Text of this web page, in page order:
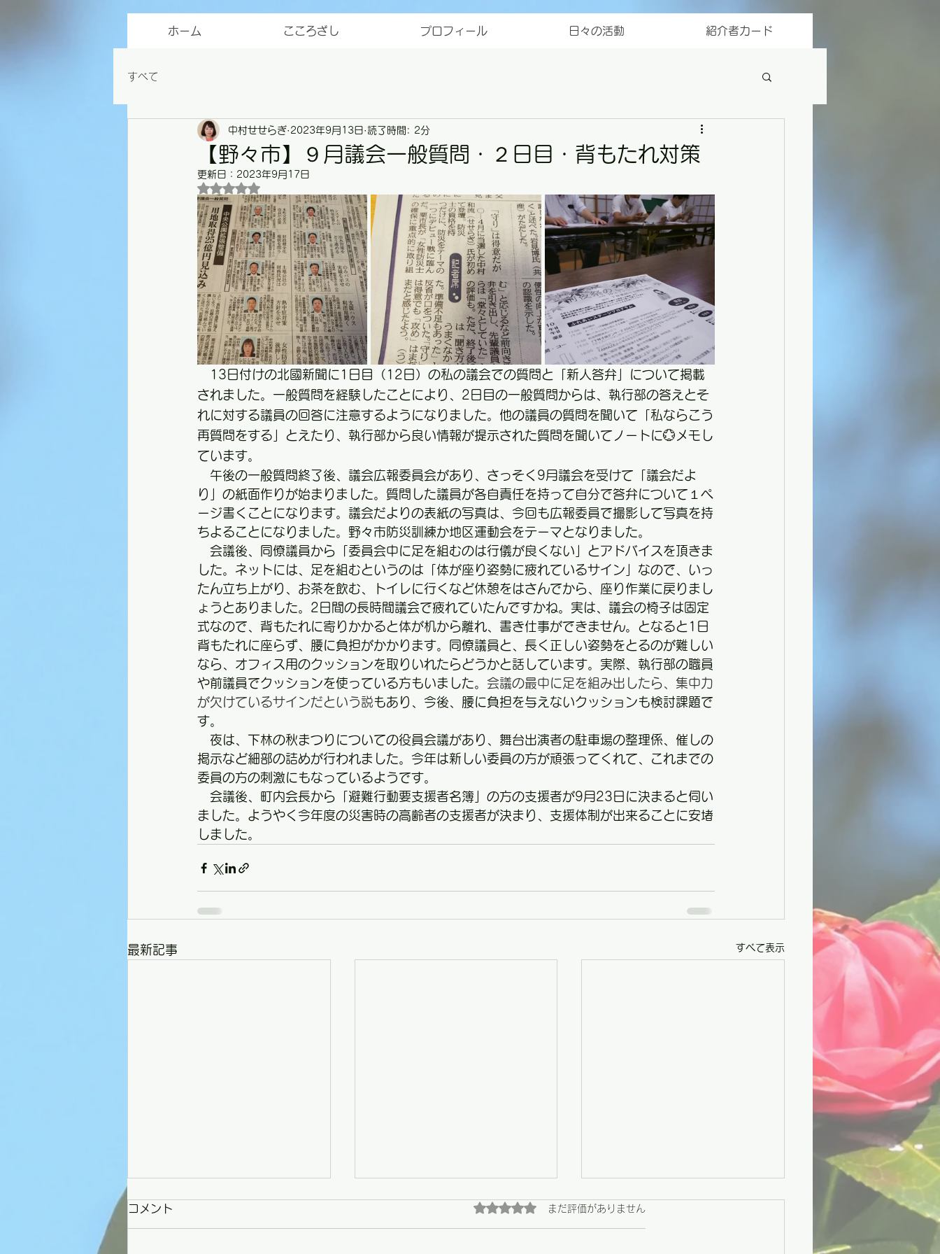
ホーム こころざし プロフィール 日々の活動 紹介者カード
すべて
【野々市】９月議会一般質問・２日目・背もたれ対策
中村せせらぎ 2023年9月13日 読了時間: 2分
更新日： 2023年9月17日
5つ星のうちNaNと評価されています。
13日付けの北國新聞に1日目（12日）の私の議会での質問と「新人答弁」について掲載
されました。一般質問を経験したことにより、2日目の一般質問からは、執行部の答えとそ
れに対する議員の回答に注意するようになりました。他の議員の質問を聞いて「私ならこう
再質問をする」とえたり、執行部から良い情報が提示された質問を聞いてノートに💮メモし
ています。
午後の一般質問終了後、議会広報委員会があり、さっそく9月議会を受けて「議会だよ
り」の紙面作りが始まりました。質問した議員が各自責任を持って自分で答弁について１ペ
ージ書くことになります。議会だよりの表紙の写真は、今回も広報委員で撮影して写真を持
ちよることになりました。野々市防災訓練か地区運動会をテーマとなりました。
会議後、同僚議員から「委員会中に足を組むのは行儀が良くない」とアドバイスを頂きま
した。ネットには、足を組むというのは「体が座り姿勢に疲れているサイン」なので、いっ
たん立ち上がり、お茶を飲む、トイレに行くなど休憩をはさんでから、座り作業に戻りまし
ょうとありました。2日間の長時間議会で疲れていたんですかね。実は、議会の椅子は固定
式なので、背もたれに寄りかかると体が机から離れ、書き仕事ができません。となると1日
背もたれに座らず、腰に負担がかかります。同僚議員と、長く正しい姿勢をとるのが難しい
なら、オフィス用のクッションを取りいれたらどうかと話しています。実際、執行部の職員
や前議員でクッションを使っている方もいました。 会議の最中に足を組み出したら、集中力
が欠けているサインだという説もあり、今後、腰に負担を与えないクッションも検討課題で
す。
夜は、下林の秋まつりについての役員会議があり、舞台出演者の駐車場の整理係、催しの
掲示など細部の詰めが行われました。今年は新しい委員の方が頑張ってくれて、これまでの
委員の方の刺激にもなっているようです。
会議後、町内会長から「避難行動要支援者名簿」の方の支援者が9月23日に決まると伺い
ました。ようやく今年度の災害時の高齢者の支援者が決まり、支援体制が出来ることに安堵
しました。
最新記事 すべて表示
コメント 5つ星のうち0と評価されています。
まだ評価がありません